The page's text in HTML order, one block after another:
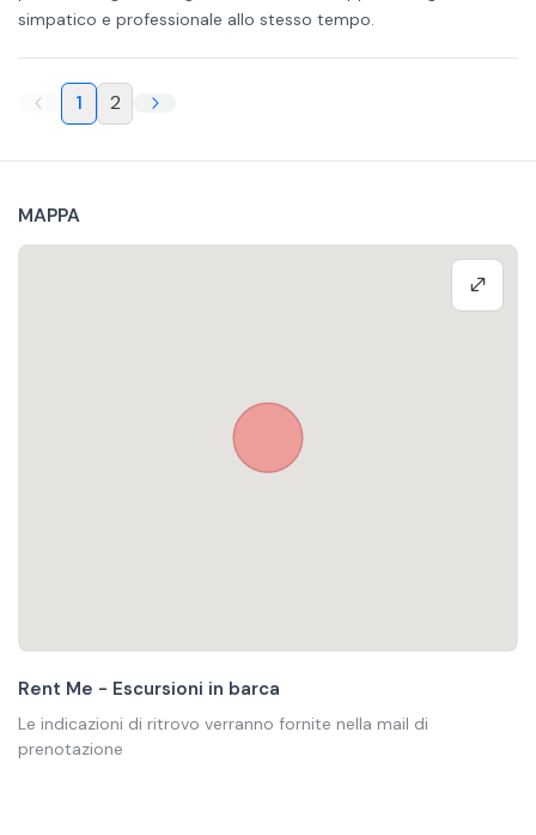
simpatico e professionale allo stesso tempo.
1 2
MAPPA
Rent Me - Escursioni in barca
Le indicazioni di ritrovo verranno fornite nella mail di
prenotazione